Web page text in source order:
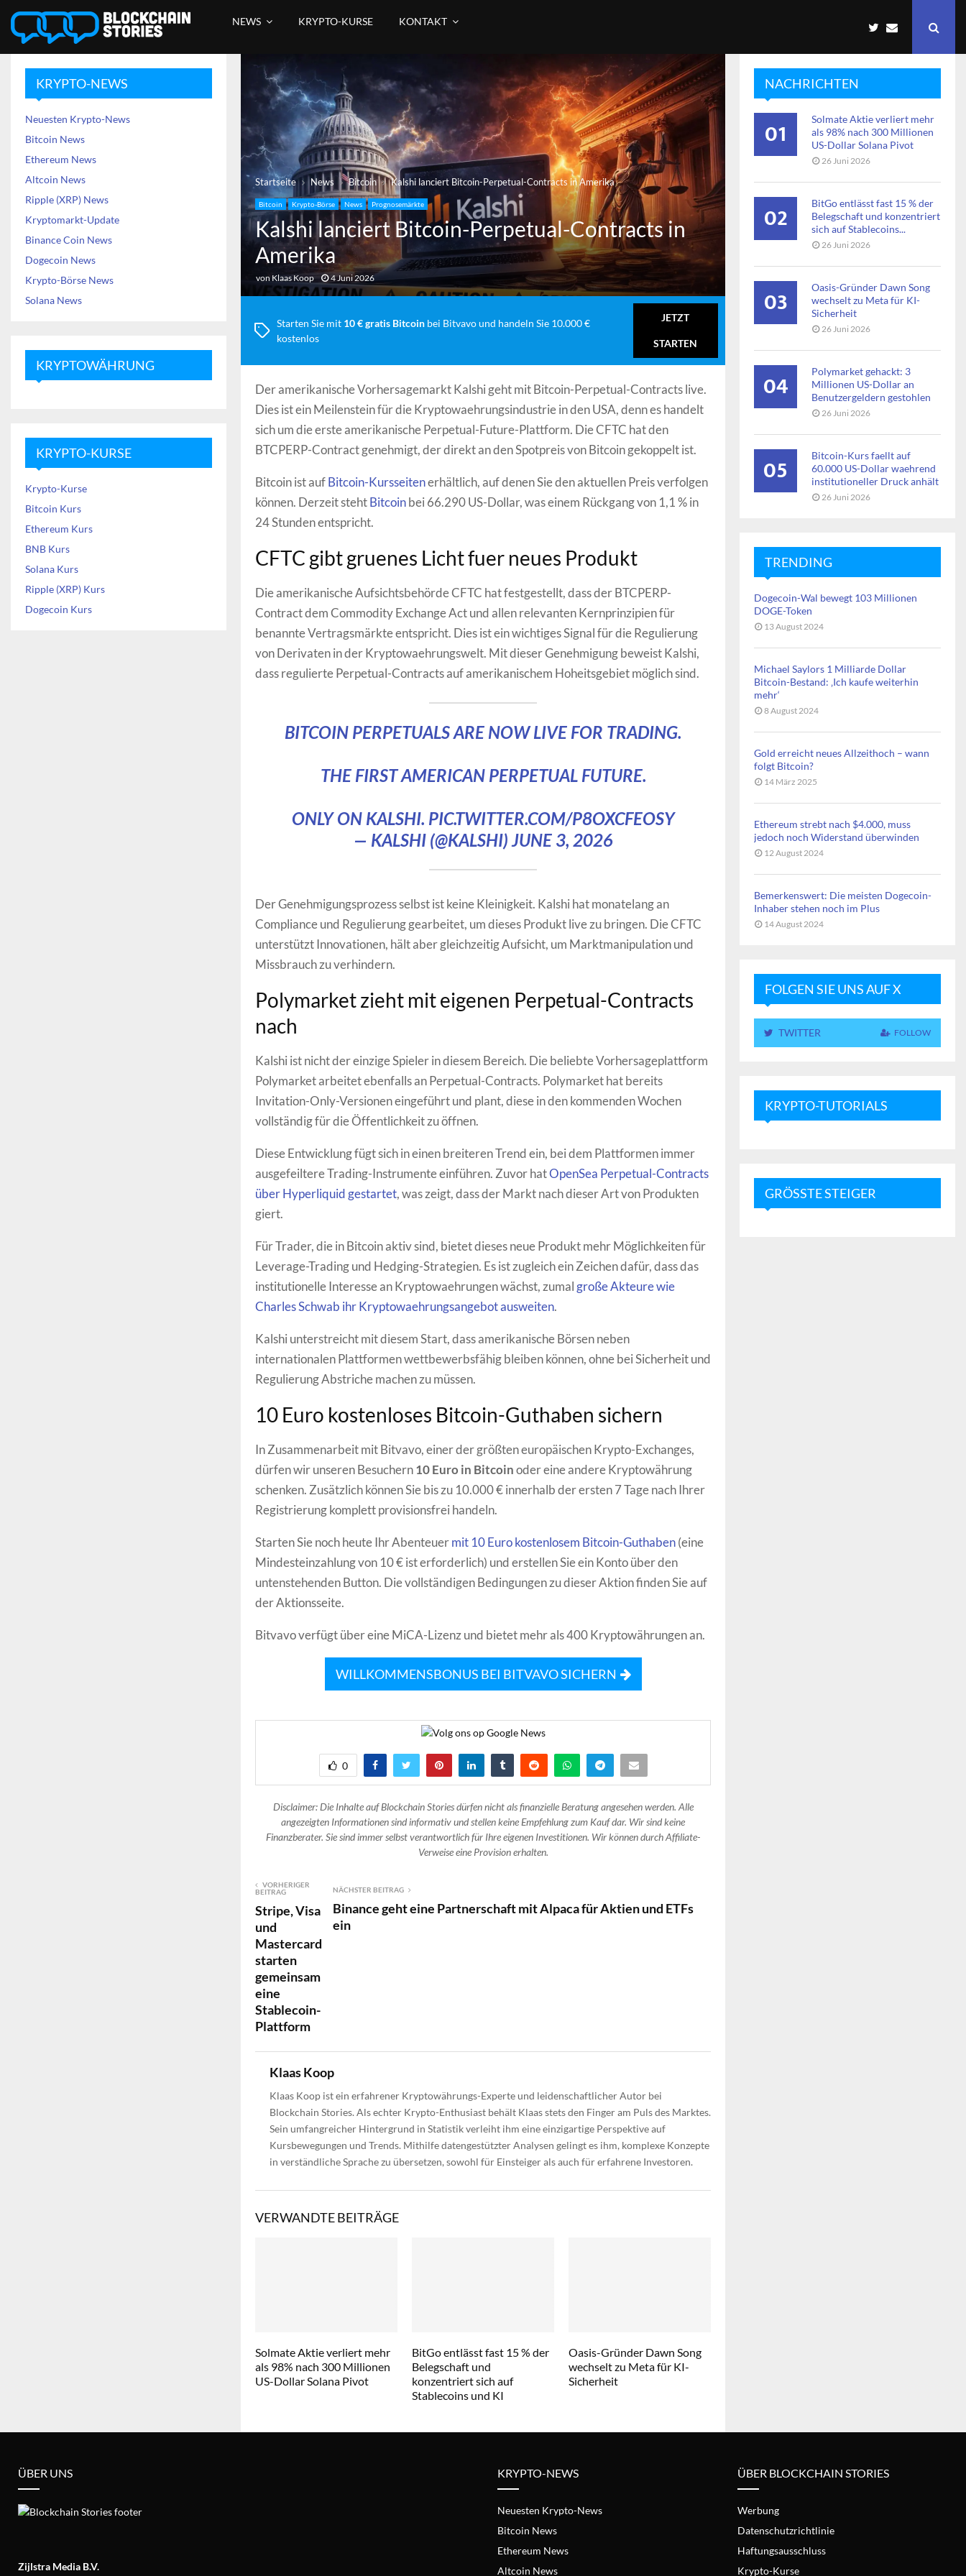
NEWS KRYPTO-KURSE KONTAKT
Startseite News Bitcoin Kalshi lanciert Bitcoin-Perpetual-Contracts in Amerika
Bitcoin Krypto-Börse News Prognosemärkte
Kalshi lanciert Bitcoin-Perpetual-Contracts in
Amerika
von Klaas Koop 4 Juni 2026
Starten Sie mit 10 € gratis Bitcoin bei Bitvavo und handeln Sie 10.000 €
kostenlos
JETZT
STARTEN
Der amerikanische Vorhersagemarkt Kalshi geht mit Bitcoin-Perpetual-Contracts live.
Dies ist ein Meilenstein für die Kryptowaehrungsindustrie in den USA, denn es handelt
sich um die erste amerikanische Perpetual-Future-Plattform. Die CFTC hat den
BTCPERP-Contract genehmigt, der direkt an den Spotpreis von Bitcoin gekoppelt ist.
Bitcoin ist aufBitcoin-Kursseitenerhältlich, auf denen Sie den aktuellen Preis verfolgen
können. Derzeit stehtBitcoinbei 66.290 US-Dollar, was einem Rückgang von 1,1 % in
24 Stunden entspricht.
CFTC gibt gruenes Licht fuer neues Produkt
Die amerikanische Aufsichtsbehörde CFTC hat festgestellt, dass der BTCPERP-
Contract dem Commodity Exchange Act und allen relevanten Kernprinzipien für
benannte Vertragsmärkte entspricht. Dies ist ein wichtiges Signal für die Regulierung
von Derivaten in der Kryptowaehrungswelt. Mit dieser Genehmigung beweist Kalshi,
dass regulierte Perpetual-Contracts auf amerikanischem Hoheitsgebiet möglich sind.
BITCOIN PERPETUALS ARE NOW LIVE FOR TRADING.
THE FIRST AMERICAN PERPETUAL FUTURE.
ONLY ON KALSHI. PIC.TWITTER.COM/P8OXCFEOSY
— KALSHI (@KALSHI)JUNE 3, 2026
Der Genehmigungsprozess selbst ist keine Kleinigkeit. Kalshi hat monatelang an
Compliance und Regulierung gearbeitet, um dieses Produkt live zu bringen. Die CFTC
unterstützt Innovationen, hält aber gleichzeitig Aufsicht, um Marktmanipulation und
Missbrauch zu verhindern.
Polymarket zieht mit eigenen Perpetual-Contracts
nach
Kalshi ist nicht der einzige Spieler in diesem Bereich. Die beliebte Vorhersageplattform
Polymarket arbeitet ebenfalls an Perpetual-Contracts. Polymarket hat bereits
Invitation-Only-Versionen eingeführt und plant, diese in den kommenden Wochen
vollständig für die Öffentlichkeit zu öffnen.
Diese Entwicklung fügt sich in einen breiteren Trend ein, bei dem Plattformen immer
ausgefeiltere Trading-Instrumente einführen. Zuvor hatOpenSea Perpetual-Contracts
über Hyperliquid gestartet, was zeigt, dass der Markt nach dieser Art von Produkten
giert.
Für Trader, die in Bitcoin aktiv sind, bietet dieses neue Produkt mehr Möglichkeiten für
Leverage-Trading und Hedging-Strategien. Es ist zugleich ein Zeichen dafür, dass das
institutionelle Interesse an Kryptowaehrungen wächst, zumal große Akteure wie
Charles Schwab ihr Kryptowaehrungsangebot ausweiten.
Kalshi unterstreicht mit diesem Start, dass amerikanische Börsen neben
internationalen Plattformen wettbewerbsfähig bleiben können, ohne bei Sicherheit und
Regulierung Abstriche machen zu müssen.
10 Euro kostenloses Bitcoin-Guthaben sichern
In Zusammenarbeit mit Bitvavo, einer der größten europäischen Krypto-Exchanges,
dürfen wir unseren Besuchern10 Euro in Bitcoinoder eine andere Kryptowährung
schenken. Zusätzlich können Sie bis zu 10.000 € innerhalb der ersten 7 Tage nach Ihrer
Registrierung komplett provisionsfrei handeln.
Starten Sie noch heute Ihr Abenteuermit 10 Euro kostenlosem Bitcoin-Guthaben(eine
Mindesteinzahlung von 10 € ist erforderlich) und erstellen Sie ein Konto über den
untenstehenden Button. Die vollständigen Bedingungen zu dieser Aktion finden Sie auf
der Aktionsseite.
Bitvavo verfügt über eine MiCA-Lizenz und bietet mehr als 400 Kryptowährungen an.
WILLKOMMENSBONUS BEI BITVAVO SICHERN
0
Disclaimer: Die Inhalte auf Blockchain Stories dürfen nicht als finanzielle Beratung angesehen werden. Alle
angezeigten Informationen sind informativ und stellen keine Empfehlung zum Kauf dar. Wir sind keine
Finanzberater. Sie sind immer selbst verantwortlich für Ihre eigenen Investitionen. Wir können durch Affiliate-
Verweise eine Provision erhalten.
VORHERIGER
BEITRAG
Stripe, Visa
und
Mastercard
starten
gemeinsam
eine
Stablecoin-
Plattform
NÄCHSTER BEITRAG
Binance geht eine Partnerschaft mit Alpaca für Aktien und ETFs
ein
Klaas Koop
Klaas Koop ist ein erfahrener Kryptowährungs-Experte und leidenschaftlicher Autor bei
Blockchain Stories. Als echter Krypto-Enthusiast behält Klaas stets den Finger am Puls des Marktes.
Sein umfangreicher Hintergrund in Statistik verleiht ihm eine einzigartige Perspektive auf
Kursbewegungen und Trends. Mithilfe datengestützter Analysen gelingt es ihm, komplexe Konzepte
in verständliche Sprache zu übersetzen, sowohl für Einsteiger als auch für erfahrene Investoren.
VERWANDTE BEITRÄGE
Solmate Aktie verliert mehr
als 98% nach 300 Millionen
US-Dollar Solana Pivot
BitGo entlässt fast 15 % der
Belegschaft und
konzentriert sich auf
Stablecoins und KI
Oasis-Gründer Dawn Song
wechselt zu Meta für KI-
Sicherheit
KRYPTO-NEWS
Neuesten Krypto-News
Bitcoin News
Ethereum News
Altcoin News
Ripple (XRP) News
Kryptomarkt-Update
Binance Coin News
Dogecoin News
Krypto-Börse News
Solana News
KRYPTOWÄHRUNG
KRYPTO-KURSE
Krypto-Kurse
Bitcoin Kurs
Ethereum Kurs
BNB Kurs
Solana Kurs
Ripple (XRP) Kurs
Dogecoin Kurs
NACHRICHTEN
01
Solmate Aktie verliert mehr
als 98% nach 300 Millionen
US-Dollar Solana Pivot
26 Juni 2026
02
BitGo entlässt fast 15 % der
Belegschaft und konzentriert
sich auf Stablecoins...
26 Juni 2026
03
Oasis-Gründer Dawn Song
wechselt zu Meta für KI-
Sicherheit
26 Juni 2026
04
Polymarket gehackt: 3
Millionen US-Dollar an
Benutzergeldern gestohlen
26 Juni 2026
05
Bitcoin-Kurs faellt auf
60.000 US-Dollar waehrend
institutioneller Druck anhält
26 Juni 2026
TRENDING
Dogecoin-Wal bewegt 103 Millionen
DOGE-Token
13 August 2024
Michael Saylors 1 Milliarde Dollar
Bitcoin-Bestand: ‚Ich kaufe weiterhin
mehr‘
8 August 2024
Gold erreicht neues Allzeithoch – wann
folgt Bitcoin?
14 März 2025
Ethereum strebt nach $4.000, muss
jedoch noch Widerstand überwinden
12 August 2024
Bemerkenswert: Die meisten Dogecoin-
Inhaber stehen noch im Plus
14 August 2024
FOLGEN SIE UNS AUF X
TWITTER FOLLOW
KRYPTO-TUTORIALS
GRÖSSTE STEIGER
ÜBER UNS
Zijlstra Media B.V.
KRYPTO-NEWS
Neuesten Krypto-News
Bitcoin News
Ethereum News
Altcoin News
ÜBER BLOCKCHAIN STORIES
Werbung
Datenschutzrichtlinie
Haftungsausschluss
Krypto-Kurse